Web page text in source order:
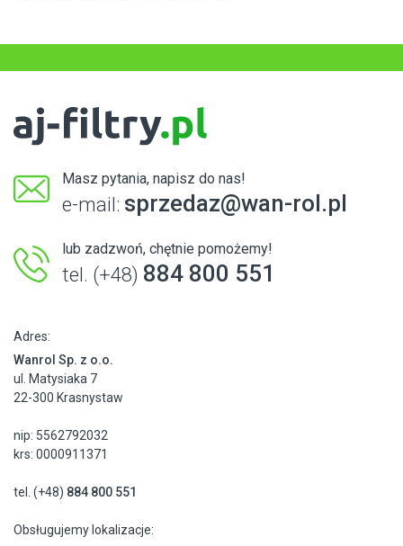
Masz pytania, napisz do nas!
e-mail: sprzedaz@wan-rol.pl
lub zadzwoń, chętnie pomożemy!
tel. (+48) 884 800 551
Adres:
Wanrol Sp. z o.o.
ul. Matysiaka 7
22-300 Krasnystaw
nip: 5562792032
krs: 0000911371
tel. (+48) 884 800 551
Obsługujemy lokalizacje: